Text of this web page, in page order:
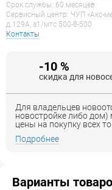
Срок службы: 60 месяцев
Сервисный центр: ЧУП «Акс-
д.129А, a1/мтс 500-8-500
Контакты
-10 %
скидка для
Для владельцев
новостройке либо
цены на покупку всех
Подробнее
Варианты